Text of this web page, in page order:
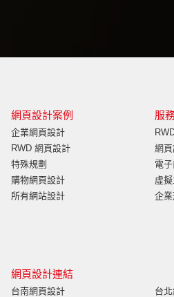
網頁設計案例
企業網頁設計
RWD 網頁設計
特殊規劃
購物網頁設計
所有網站設計
服
網
電
虛
企
網頁設計連結
台南網頁設計
台